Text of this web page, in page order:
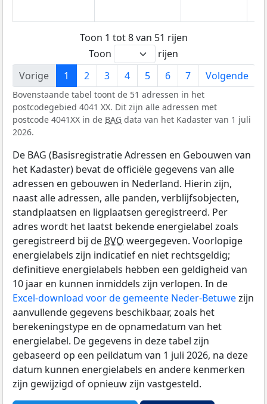
Toon 1 tot 8 van 51 rijen
Toon
rijen
Vorige
1 2 3 4 5 6 7 Volgende
Bovenstaande tabel toont de 51 adressen in het
postcodegebied 4041 XX. Dit zijn alle adressen met
postcode 4041XX in de BAG data van het Kadaster van 1 juli
2026.
De BAG (Basisregistratie Adressen en Gebouwen van
het Kadaster) bevat de officiële gegevens van alle
adressen en gebouwen in Nederland. Hierin zijn,
naast alle adressen, alle panden, verblijfsobjecten,
standplaatsen en ligplaatsen geregistreerd. Per
adres wordt het laatst bekende energielabel zoals
geregistreerd bij de RVO weergegeven. Voorlopige
energielabels zijn indicatief en niet rechtsgeldig;
definitieve energielabels hebben een geldigheid van
10 jaar en kunnen inmiddels zijn verlopen. In de
Excel-download voor de gemeente Neder-Betuwezijn
aanvullende gegevens beschikbaar, zoals het
berekeningstype en de opnamedatum van het
energielabel. De gegevens in deze tabel zijn
gebaseerd op een peildatum van 1 juli 2026, na deze
datum kunnen energielabels en andere kenmerken
zijn gewijzigd of opnieuw zijn vastgesteld.